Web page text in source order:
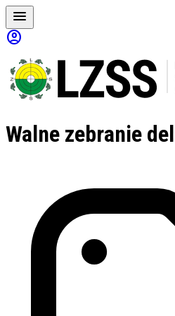
menu
account_circle
Walne zebranie